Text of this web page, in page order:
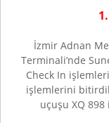
İzmir Adnan
Terminali’nde
Check In
işlemlerini
uçuşu XQ 898